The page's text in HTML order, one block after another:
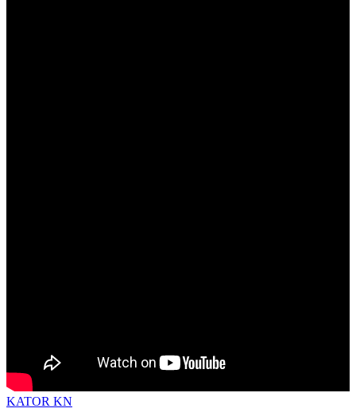
KATOR KN